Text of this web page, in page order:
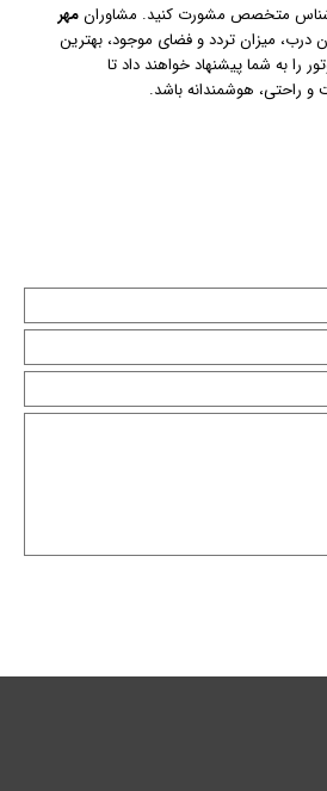
متخصص مشورت کنید. مشاورانمهر
درب، میزان تردد و فضای موجود، بهترین
را به شما پیشنهاد خواهند داد تا
و راحتی، هوشمندانه باشد.